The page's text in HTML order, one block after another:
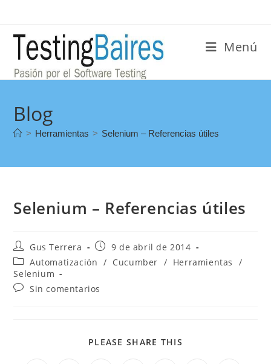
Menú
Blog
> Herramientas > Selenium – Referencias útiles
Selenium – Referencias útiles
Gus Terrera
9 de abril de 2014
Automatización / Cucumber / Herramientas
/
Selenium
Sin comentarios
PLEASE SHARE THIS